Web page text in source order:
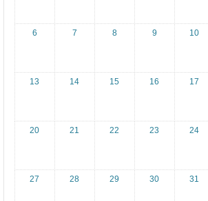
6 7 8 9 10
13 14 15 16 17
20 21 22 23 24
27 28 29 30 31